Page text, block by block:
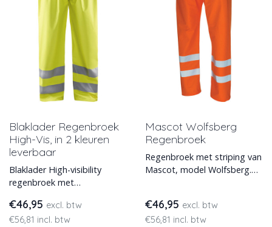
Blaklader Regenbroek
High-Vis, in 2 kleuren
leverbaar
Blaklader High-visibility
regenbroek met
broekspijpen. Leverbaar in
geel
€46,95 excl. btw
€56,81 incl. btw
Mascot Wolfsberg
Regenbroek
Regenbroek met striping van
Mascot, model Wolfsberg.
leverbaar
€46,95 excl. btw
€56,81 incl. btw